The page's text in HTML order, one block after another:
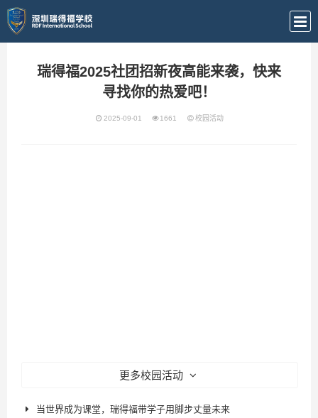
瑞得福2025社团招新夜高能来袭，快来
寻找你的热爱吧！
2025-09-01 1661 校园活动
更多校园活动
当世界成为课堂，瑞得福带学子用脚步丈量未来